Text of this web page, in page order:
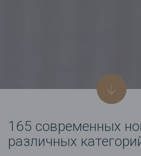
165 современных
различных